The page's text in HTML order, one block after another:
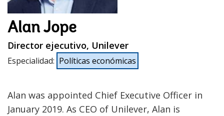
Alan Jope
Director ejecutivo, Unilever
Especialidad: Políticas económicas
Alan was appointed Chief Executive Officer in
January 2019. As CEO of Unilever, Alan is